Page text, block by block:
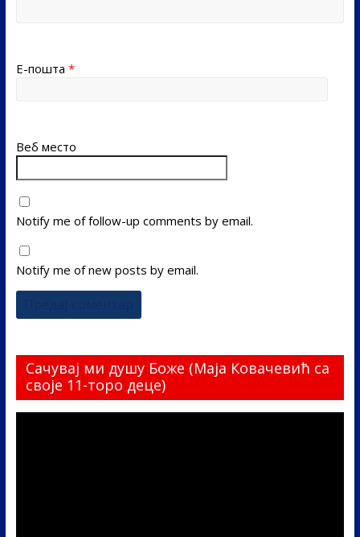
Е-пошта *
Веб место
Notify me of follow-up comments by email.
Notify me of new posts by email.
Сачувај ми душу Боже (Маја Ковачевић са
своје 11-торо деце)